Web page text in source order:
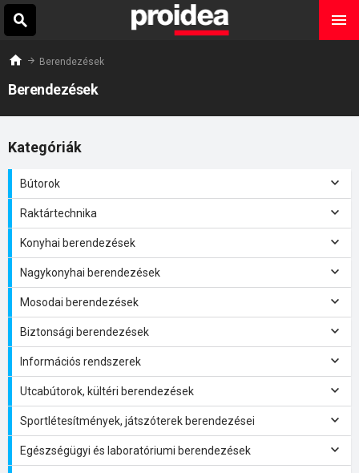
Berendezések
Berendezések
Kategóriák
Bútorok
Raktártechnika
Konyhai berendezések
Nagykonyhai berendezések
Mosodai berendezések
Biztonsági berendezések
Információs rendszerek
Utcabútorok, kültéri berendezések
Sportlétesítmények, játszóterek berendezései
Egészségügyi és laboratóriumi berendezések